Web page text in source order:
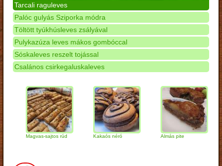
Tarcali raguleves
Palóc gulyás Sziporka módra
Töltött tyúkhúsleves zsályával
Pulykazúza leves mákos gombóccal
Sóskaleves reszelt tojással
Csalános csirkegaluskaleves
Magvas-sajtos rúd Kakaós néró Almás pite